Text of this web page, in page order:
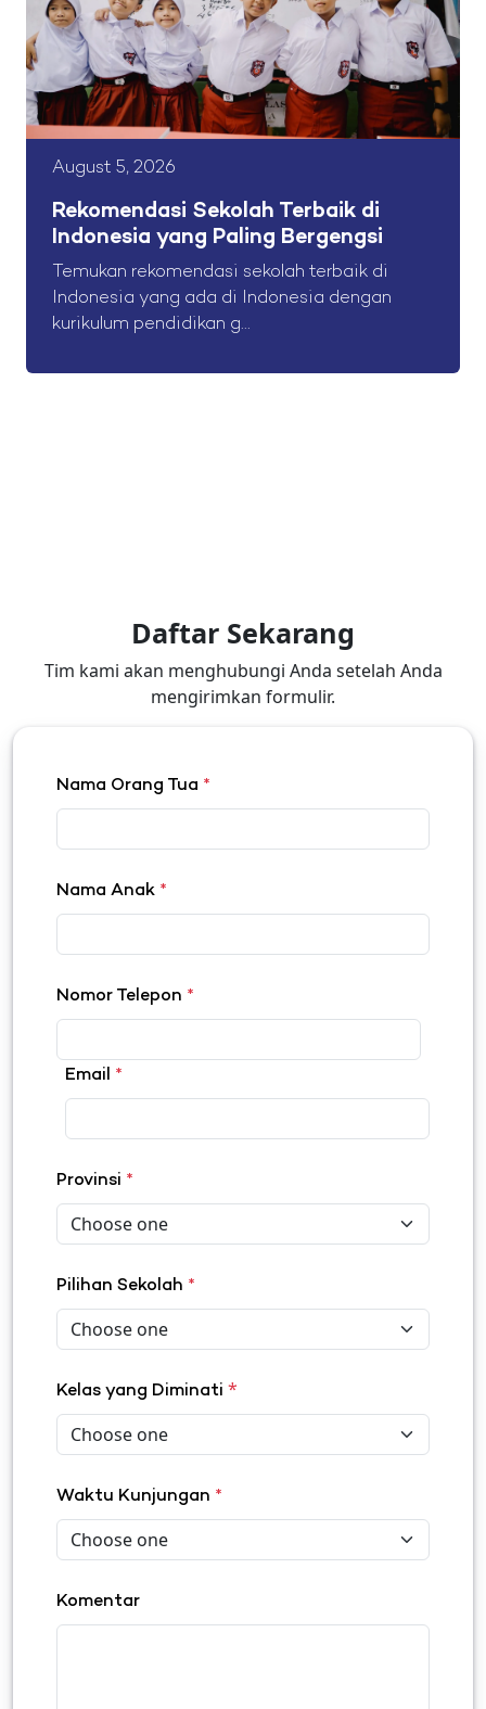
August 5, 2026
Rekomendasi Sekolah Terbaik di
Indonesia yang Paling Bergengsi
Temukan rekomendasi sekolah terbaik di
Indonesia yang ada di Indonesia dengan
kurikulum pendidikan g...
Daftar Sekarang
Tim kami akan menghubungi Anda setelah Anda
mengirimkan formulir.
Nama Orang Tua *
Nama Anak *
Nomor Telepon *
Email *
Provinsi *
Pilihan Sekolah *
Kelas yang Diminati *
Waktu Kunjungan *
Komentar